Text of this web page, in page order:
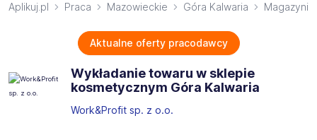
Aplikuj.pl Praca Mazowieckie Góra Kalwaria
Aktualne oferty pracodawcy
Wykładanie towaru w sklepie
kosmetycznym Góra Kalwaria
Work&Profit sp. z o.o.